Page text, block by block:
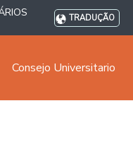
TRADUÇÃO
Consejo Universitario